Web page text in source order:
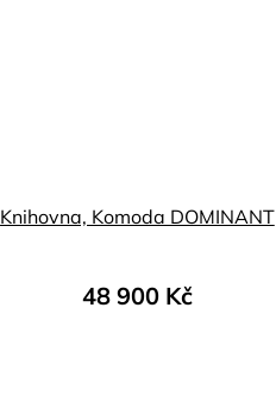
Knihovna, Komoda DOMINANT
48 900 Kč